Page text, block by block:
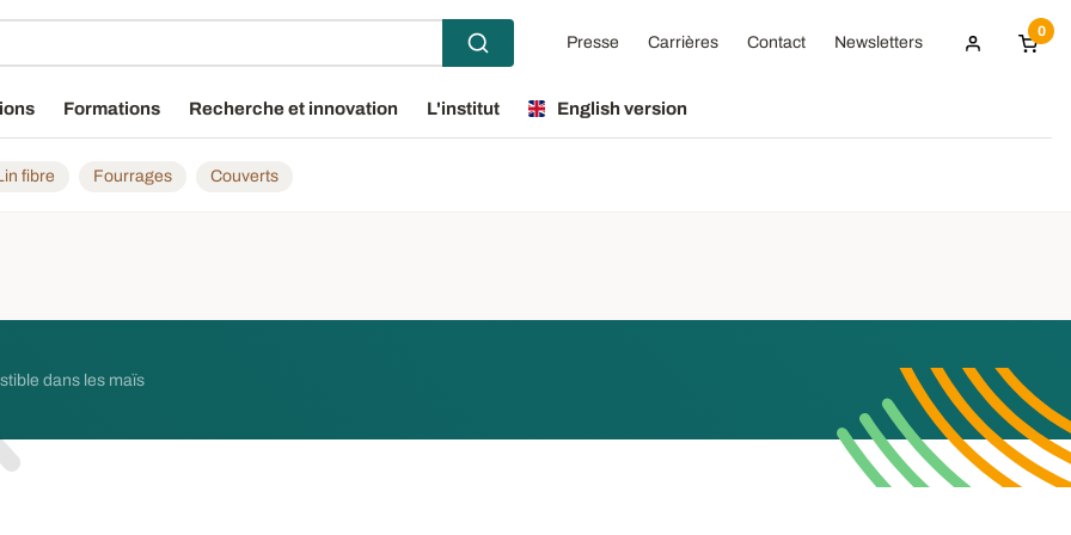
Presse Carrières Contact Newsletters
0
Formations Recherche et innovation L'institut English version
fibre Fourrages Couverts
dans les maïs